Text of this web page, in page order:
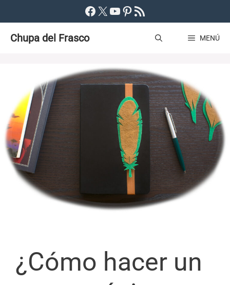
al
contenido
Facebook
X YouTube
Pinterest
Feed RSS
Chupa del Frasco MENÚ
¿Cómo hacer un